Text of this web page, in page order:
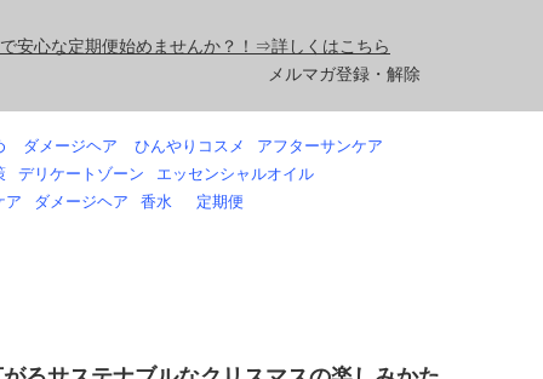
安心な定期便始めませんか？！⇒詳しくはこちら
メルマガ登録・解除
ダメージヘア ひんやりコスメ
アフターサンケア
デリケートゾーン
エッセンシャルオイル
ア
ダメージヘア 香水 定期便